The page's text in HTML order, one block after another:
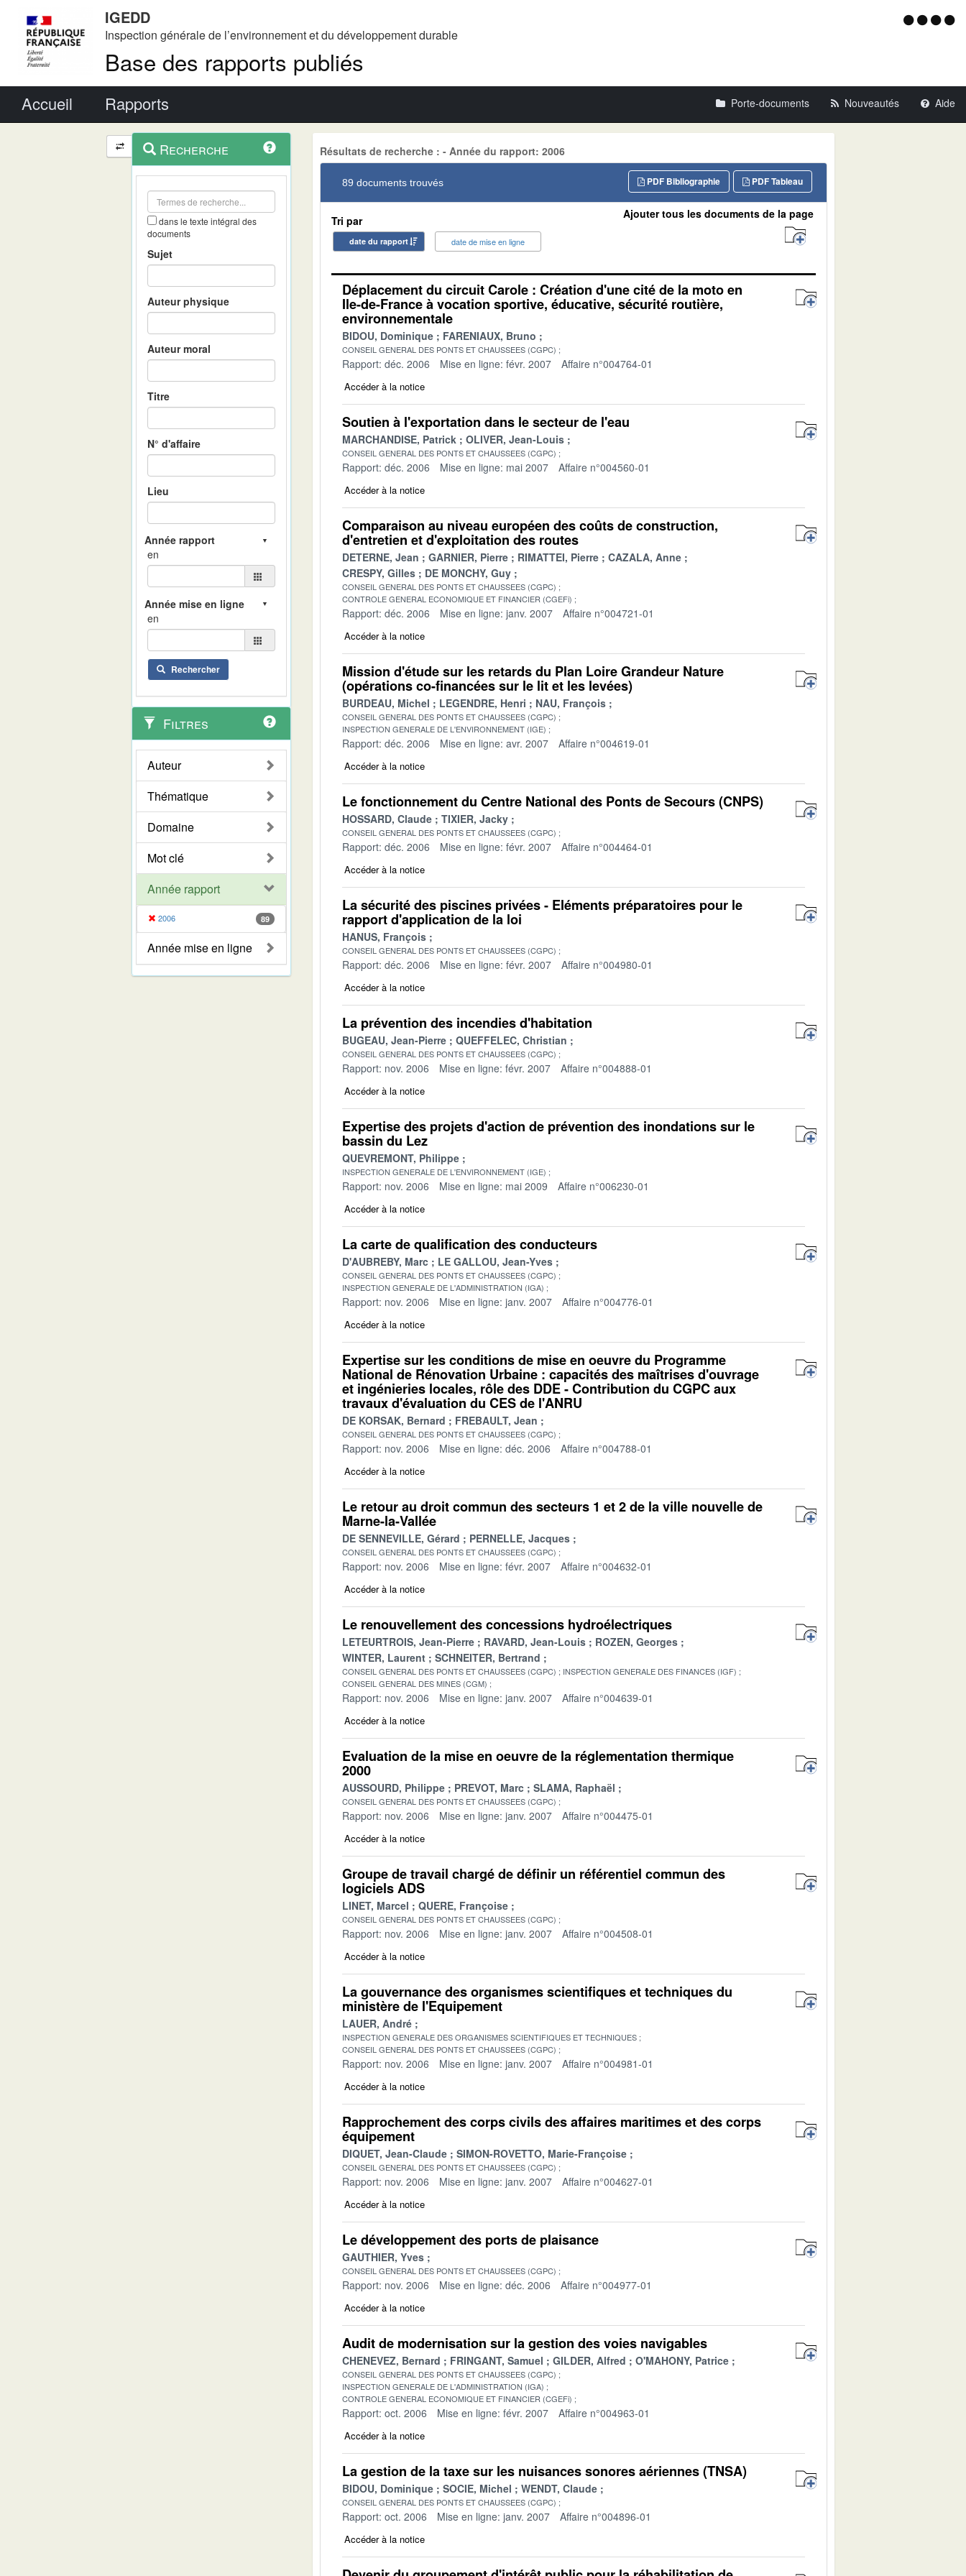
IGEDD
Inspection générale de l’environnement et du développement durable
Base des rapports publiés
Menu
Accueil Rapports Porte-documents Nouveautés Aide
Navigation
et
outils
contextuel
Recherche
dans le texte intégral des
documents
Sujet
Auteur physique
Auteur moral
Titre
N° d'affaire
Lieu
en
en
Rechercher
Filtres
Auteur
Thématique
Domaine
Mot clé
Année rapport
2006 89
Année mise en ligne
Résultats de recherche : - Année du rapport: 2006
89 documents trouvés PDF Tableau
PDF Bibliographie
Tri par
date du rapport date de mise en ligne
Ajouter tous les documents de la page
Déplacement du circuit Carole : Création d'une cité de la moto en
Ile-de-France à vocation sportive, éducative, sécurité routière,
environnementale
BIDOU, Dominique FARENIAUX, Bruno
CONSEIL GENERAL DES PONTS ET CHAUSSEES (CGPC)
Rapport: déc. 2006 Mise en ligne: févr. 2007 Affaire n°004764-01
Accéder à la notice
Soutien à l'exportation dans le secteur de l'eau
MARCHANDISE, Patrick OLIVER, Jean-Louis
CONSEIL GENERAL DES PONTS ET CHAUSSEES (CGPC)
Rapport: déc. 2006 Mise en ligne: mai 2007 Affaire n°004560-01
Accéder à la notice
Comparaison au niveau européen des coûts de construction,
d'entretien et d'exploitation des routes
DETERNE, Jean GARNIER, Pierre RIMATTEI, Pierre
CAZALA, Anne
CRESPY, Gilles
DE MONCHY, Guy
CONSEIL GENERAL DES PONTS ET CHAUSSEES (CGPC)
CONTROLE GENERAL ECONOMIQUE ET FINANCIER (CGEFi)
Rapport: déc. 2006 Mise en ligne: janv. 2007 Affaire n°004721-01
Accéder à la notice
Mission d'étude sur les retards du Plan Loire Grandeur Nature
(opérations co-financées sur le lit et les levées)
BURDEAU, Michel LEGENDRE, Henri NAU, François
CONSEIL GENERAL DES PONTS ET CHAUSSEES (CGPC)
INSPECTION GENERALE DE L'ENVIRONNEMENT (IGE)
Rapport: déc. 2006 Mise en ligne: avr. 2007 Affaire n°004619-01
Accéder à la notice
Le fonctionnement du Centre National des Ponts de Secours (CNPS)
HOSSARD, Claude TIXIER, Jacky
CONSEIL GENERAL DES PONTS ET CHAUSSEES (CGPC)
Rapport: déc. 2006 Mise en ligne: févr. 2007 Affaire n°004464-01
Accéder à la notice
La sécurité des piscines privées - Eléments préparatoires pour le
rapport d'application de la loi
HANUS, François
CONSEIL GENERAL DES PONTS ET CHAUSSEES (CGPC)
Rapport: déc. 2006 Mise en ligne: févr. 2007 Affaire n°004980-01
Accéder à la notice
La prévention des incendies d'habitation
BUGEAU, Jean-Pierre QUEFFELEC, Christian
CONSEIL GENERAL DES PONTS ET CHAUSSEES (CGPC)
Rapport: nov. 2006 Mise en ligne: févr. 2007 Affaire n°004888-01
Accéder à la notice
Expertise des projets d'action de prévention des inondations sur le
bassin du Lez
QUEVREMONT, Philippe
INSPECTION GENERALE DE L'ENVIRONNEMENT (IGE)
Rapport: nov. 2006 Mise en ligne: mai 2009 Affaire n°006230-01
Accéder à la notice
La carte de qualification des conducteurs
D'AUBREBY, Marc LE GALLOU, Jean-Yves
CONSEIL GENERAL DES PONTS ET CHAUSSEES (CGPC)
INSPECTION GENERALE DE L'ADMINISTRATION (IGA)
Rapport: nov. 2006 Mise en ligne: janv. 2007 Affaire n°004776-01
Accéder à la notice
Expertise sur les conditions de mise en oeuvre du Programme
National de Rénovation Urbaine : capacités des maîtrises d'ouvrage
et ingénieries locales, rôle des DDE - Contribution du CGPC aux
travaux d'évaluation du CES de l'ANRU
DE KORSAK, Bernard FREBAULT, Jean
CONSEIL GENERAL DES PONTS ET CHAUSSEES (CGPC)
Rapport: nov. 2006 Mise en ligne: déc. 2006 Affaire n°004788-01
Accéder à la notice
Le retour au droit commun des secteurs 1 et 2 de la ville nouvelle de
Marne-la-Vallée
DE SENNEVILLE, Gérard PERNELLE, Jacques
CONSEIL GENERAL DES PONTS ET CHAUSSEES (CGPC)
Rapport: nov. 2006 Mise en ligne: févr. 2007 Affaire n°004632-01
Accéder à la notice
Le renouvellement des concessions hydroélectriques
LETEURTROIS, Jean-Pierre RAVARD, Jean-Louis
ROZEN, Georges
WINTER, Laurent
SCHNEITER, Bertrand
CONSEIL GENERAL DES PONTS ET CHAUSSEES (CGPC)
INSPECTION GENERALE DES FINANCES (IGF)
CONSEIL GENERAL DES MINES (CGM)
Rapport: nov. 2006 Mise en ligne: janv. 2007 Affaire n°004639-01
Accéder à la notice
Evaluation de la mise en oeuvre de la réglementation thermique
2000
AUSSOURD, Philippe PREVOT, Marc SLAMA, Raphaël
CONSEIL GENERAL DES PONTS ET CHAUSSEES (CGPC)
Rapport: nov. 2006 Mise en ligne: janv. 2007 Affaire n°004475-01
Accéder à la notice
Groupe de travail chargé de définir un référentiel commun des
logiciels ADS
LINET, Marcel QUERE, Françoise
CONSEIL GENERAL DES PONTS ET CHAUSSEES (CGPC)
Rapport: nov. 2006 Mise en ligne: janv. 2007 Affaire n°004508-01
Accéder à la notice
La gouvernance des organismes scientifiques et techniques du
ministère de l'Equipement
LAUER, André
INSPECTION GENERALE DES ORGANISMES SCIENTIFIQUES ET TECHNIQUES
CONSEIL GENERAL DES PONTS ET CHAUSSEES (CGPC)
Rapport: nov. 2006 Mise en ligne: janv. 2007 Affaire n°004981-01
Accéder à la notice
Rapprochement des corps civils des affaires maritimes et des corps
équipement
DIQUET, Jean-Claude SIMON-ROVETTO, Marie-Françoise
CONSEIL GENERAL DES PONTS ET CHAUSSEES (CGPC)
Rapport: nov. 2006 Mise en ligne: janv. 2007 Affaire n°004627-01
Accéder à la notice
Le développement des ports de plaisance
GAUTHIER, Yves
CONSEIL GENERAL DES PONTS ET CHAUSSEES (CGPC)
Rapport: nov. 2006 Mise en ligne: déc. 2006 Affaire n°004977-01
Accéder à la notice
Audit de modernisation sur la gestion des voies navigables
CHENEVEZ, Bernard FRINGANT, Samuel GILDER, Alfred O'MAHONY, Patrice
CONSEIL GENERAL DES PONTS ET CHAUSSEES (CGPC)
INSPECTION GENERALE DE L'ADMINISTRATION (IGA)
CONTROLE GENERAL ECONOMIQUE ET FINANCIER (CGEFi)
Rapport: oct. 2006 Mise en ligne: févr. 2007 Affaire n°004963-01
Accéder à la notice
La gestion de la taxe sur les nuisances sonores aériennes (TNSA)
BIDOU, Dominique SOCIE, Michel WENDT, Claude
CONSEIL GENERAL DES PONTS ET CHAUSSEES (CGPC)
Rapport: oct. 2006 Mise en ligne: janv. 2007 Affaire n°004896-01
Accéder à la notice